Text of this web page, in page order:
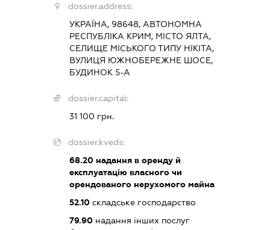
dossier.address:
УКРАЇНА, 98648, АВТОНОМНА
РЕСПУБЛІКА КРИМ, МІСТО ЯЛТА,
СЕЛИЩЕ МІСЬКОГО ТИПУ НІКІТА,
ВУЛИЦЯ ЮЖНОБЕРЕЖНЕ ШОСЕ,
БУДИНОК 5-А
dossier.capital:
31 100 грн.
dossier.kveds:
68.20надання в оренду й
експлуатацію власного чи
орендованого нерухомого майна
52.10складське господарство
79.90надання інших послуг